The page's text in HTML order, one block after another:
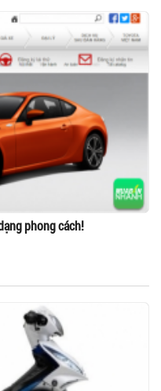
phong cách!